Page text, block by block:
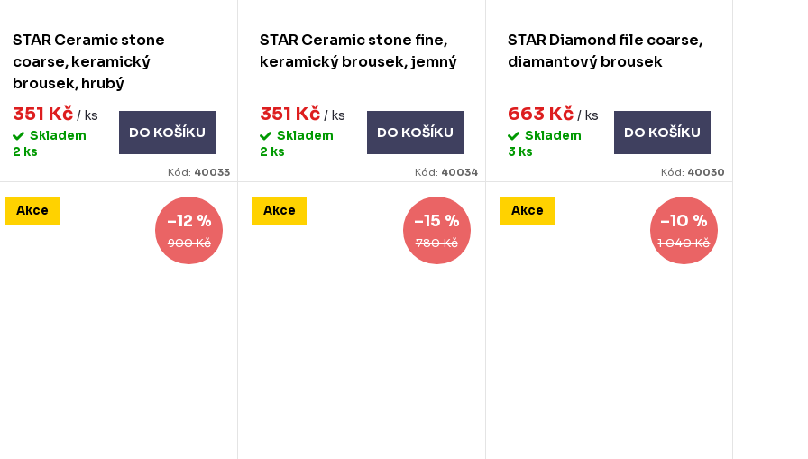
STAR Ceramic stone
coarse, keramický
brousek, hrubý
351 Kč / ks
Skladem
2 ks
DO KOŠÍKU
Kód: 40033
STAR Ceramic stone fine,
keramický brousek, jemný
351 Kč/ ks
Skladem
2 ks
DO KOŠÍKU
Kód: 40034
STAR Diamond file coarse,
diamantový brousek
663 Kč / ks
Skladem
3 ks
DO KOŠÍKU
Kód: 40030
Akce
900 Kč
–12 % Akce
780 Kč
–15 % Akce
1 040 Kč
–10 %